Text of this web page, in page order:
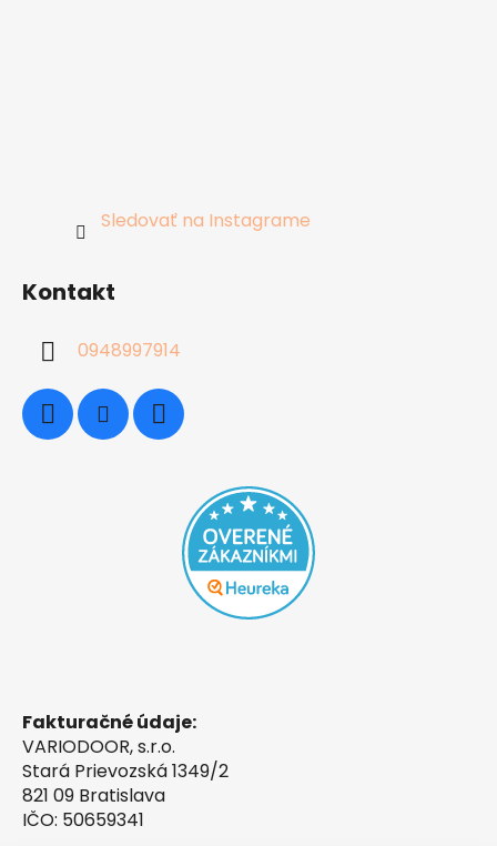
Sledovať na Instagrame
Kontakt
0948997914
Fakturačné údaje:
VARIODOOR, s.r.o.
Stará Prievozská 1349/2
821 09 Bratislava
IČO: 50659341